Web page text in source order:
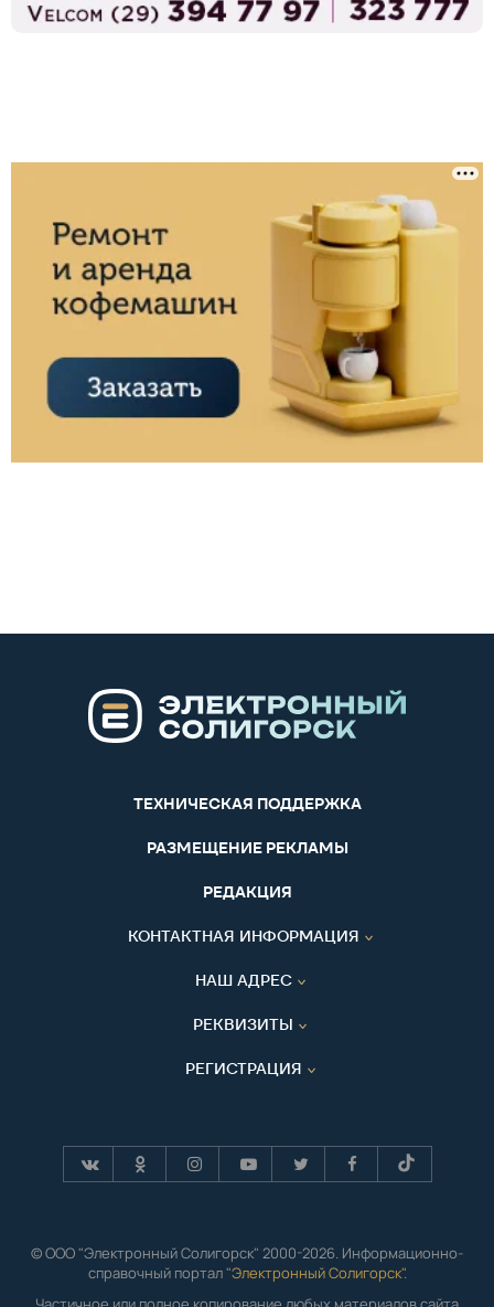
ТЕХНИЧЕСКАЯ ПОДДЕРЖКА
РАЗМЕЩЕНИЕ РЕКЛАМЫ
РЕДАКЦИЯ
КОНТАКТНАЯ ИНФОРМАЦИЯ
НАШ АДРЕС
РЕКВИЗИТЫ
РЕГИСТРАЦИЯ
© ООО "Электронный Солигорск" 2000-2026. Информационно-
справочный портал "Электронный Солигорск".